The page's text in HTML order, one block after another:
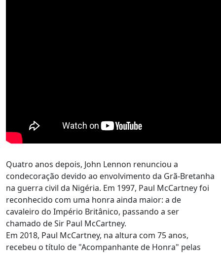
Quatro anos depois, John Lennon renunciou a
condecoração devido ao envolvimento da Grã-Bretanha
na guerra civil da Nigéria. Em 1997, Paul McCartney foi
reconhecido com uma honra ainda maior: a de
cavaleiro do Império Britânico, passando a ser
chamado de Sir Paul McCartney.
Em 2018, Paul McCartney, na altura com 75 anos,
recebeu o título de "Acompanhante de Honra" pelas